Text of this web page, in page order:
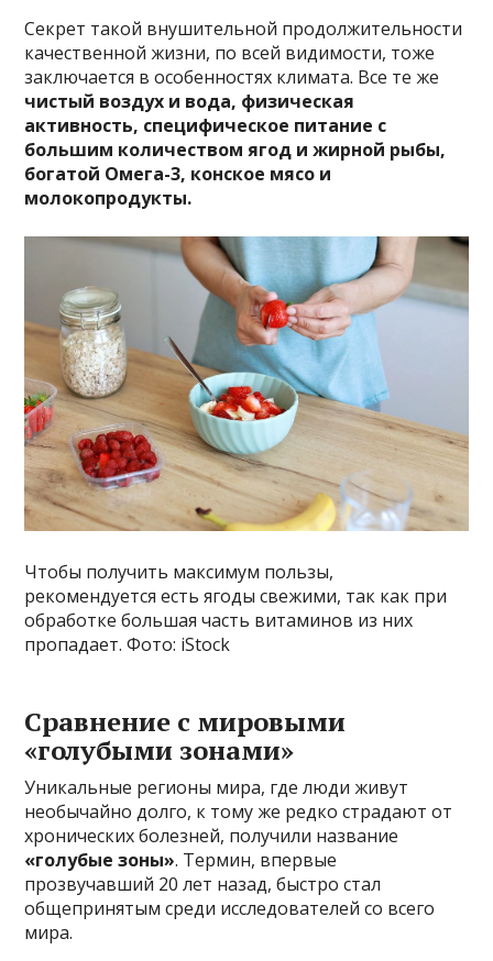
Секрет такой внушительной продолжительности
качественной жизни, по всей видимости, тоже
заключается в особенностях климата. Все те же
чистый воздух и вода, физическая
активность, специфическое питание с
большим количеством ягод и жирной рыбы,
богатой Омега-3, конское мясо и
молокопродукты.
Чтобы получить максимум пользы,
рекомендуется есть ягоды свежими, так как при
обработке большая часть витаминов из них
пропадает. Фото: iStock
Сравнение с мировыми
«голубыми зонами»
Уникальные регионы мира, где люди живут
необычайно долго, к тому же редко страдают от
хронических болезней, получили название
«голубые зоны». Термин, впервые
прозвучавший 20 лет назад, быстро стал
общепринятым среди исследователей со всего
мира.